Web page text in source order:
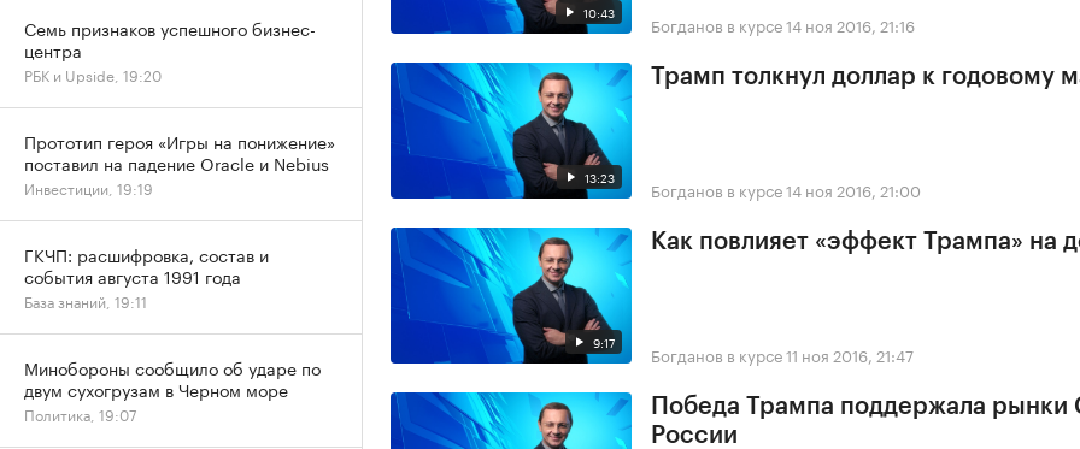
10:43 Богданов в курсе14 ноя 2016, 21:16
13:23
Трамп толкнул доллар к годовому
Богданов в курсе14 ноя 2016, 21:00
9:17
Как повлияет «эффект Трампа» на
Богданов в курсе11 ноя 2016, 21:47
Победа Трампа поддержала
России
Семь признаков успешного бизнес-
центра
РБК и Upside, 19:20
Прототип героя «Игры на понижение»
поставил на падение Oracle и Nebius
Инвестиции, 19:19
ГКЧП: расшифровка, состав и
события августа 1991 года
База знаний, 19:11
Минобороны сообщило об ударе по
двум сухогрузам в Черном море
Политика, 19:07